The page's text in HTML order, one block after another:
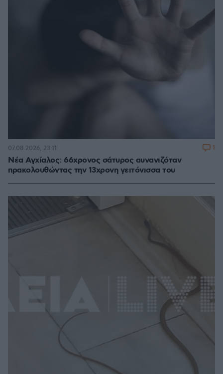
Νέα Αγχίαλος: 66χρονος σάτυρος αυνανιζόταν
πρακολουθώντας την 13χρονη γειτόνισσα του
07.08.2026, 23:11 1